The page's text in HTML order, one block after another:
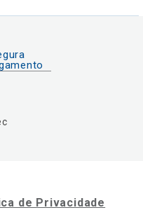
de Privacidade